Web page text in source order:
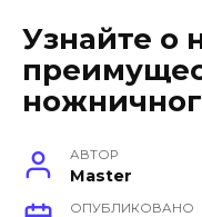
Узнайте о
АВТОР
Master
ОПУБЛИКОВАНО